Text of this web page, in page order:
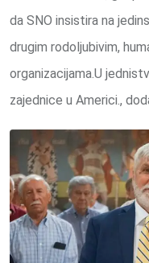
da SNO insistira na
drugim rodoljubivim,
organizacijama.U
zajednice u Americi.,